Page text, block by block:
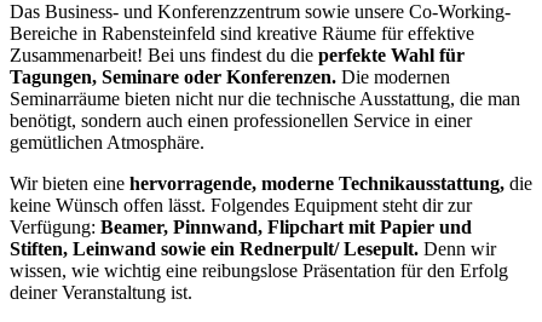
Das Business- und Konferenzzentrum sowie unsere Co-Working-
Bereiche in Rabensteinfeld sind kreative Räume für effektive
Zusammenarbeit! Bei uns findest du die perfekte Wahl für
Tagungen, Seminare oder Konferenzen. Die modernen
Seminarräume bieten nicht nur die technische Ausstattung, die man
benötigt, sondern auch einen professionellen Service in einer
gemütlichen Atmosphäre.
Wir bieten eine hervorragende, moderne Technikausstattung, die
keine Wünsch offen lässt. Folgendes Equipment steht dir zur
Verfügung: Beamer, Pinnwand, Flipchart mit Papier und
Stiften, Leinwand sowie ein Rednerpult/ Lesepult. Denn wir
wissen, wie wichtig eine reibungslose Präsentation für den Erfolg
deiner Veranstaltung ist.